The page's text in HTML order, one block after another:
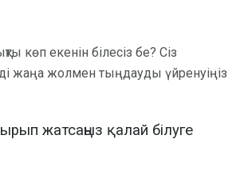
көп екенін білесіз бе? Сіз
жаңа жолмен тыңдауды үйренуіңіз
жатсаңыз қалай білуге